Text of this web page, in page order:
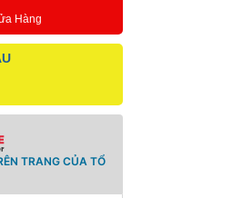
Hàng
TRANG CỦA TỔ